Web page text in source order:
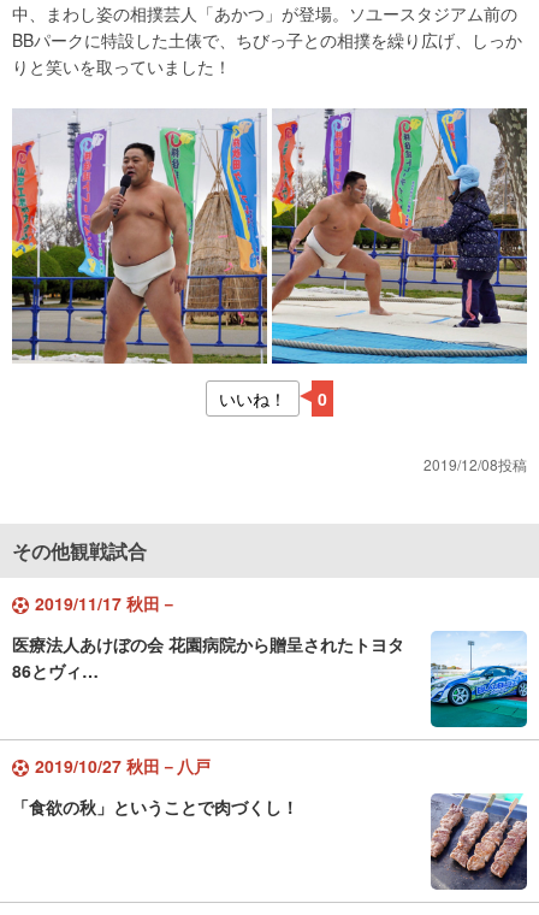
中、まわし姿の相撲芸人「あかつ」が登場。ソユースタジアム前の
BBパークに特設した土俵で、ちびっ子との相撲を繰り広げ、しっか
りと笑いを取っていました！
いいね！ 0
2019/12/08投稿
その他観戦試合
2019/11/17 秋田－
医療法人あけぼの会 花園病院から贈呈されたトヨタ
86とヴィ…
2019/10/27 秋田－八戸
「食欲の秋」ということで肉づくし！